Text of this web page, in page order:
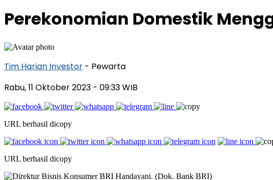
Perekonomian Domestik
Tim Harian Investor - Pewarta
Rabu, 11 Oktober 2023 - 09:33 WIB
URL berhasil dicopy
URL berhasil dicopy